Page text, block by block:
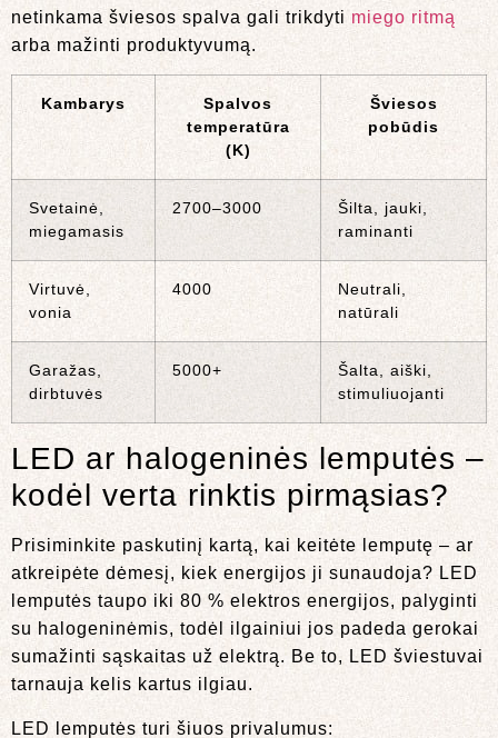
netinkama šviesos spalva gali trikdyti miego ritmą
arba mažinti produktyvumą.
Kambarys
Spalvos
temperatūra
(K)
Šviesos
pobūdis
Svetainė,
miegamasis
2700–3000
Šilta, jauki,
raminanti
Virtuvė,
vonia
4000
Neutrali,
natūrali
Garažas,
dirbtuvės
5000+
Šalta, aiški,
stimuliuojanti
LED ar halogeninės lemputės –
kodėl verta rinktis pirmąsias?
Prisiminkite paskutinį kartą, kai keitėte lemputę – ar
atkreipėte dėmesį, kiek energijos ji sunaudoja? LED
lemputės taupo iki 80 % elektros energijos, palyginti
su halogeninėmis, todėl ilgainiui jos padeda gerokai
sumažinti sąskaitas už elektrą. Be to, LED šviestuvai
tarnauja kelis kartus ilgiau.
LED lemputės turi šiuos privalumus: